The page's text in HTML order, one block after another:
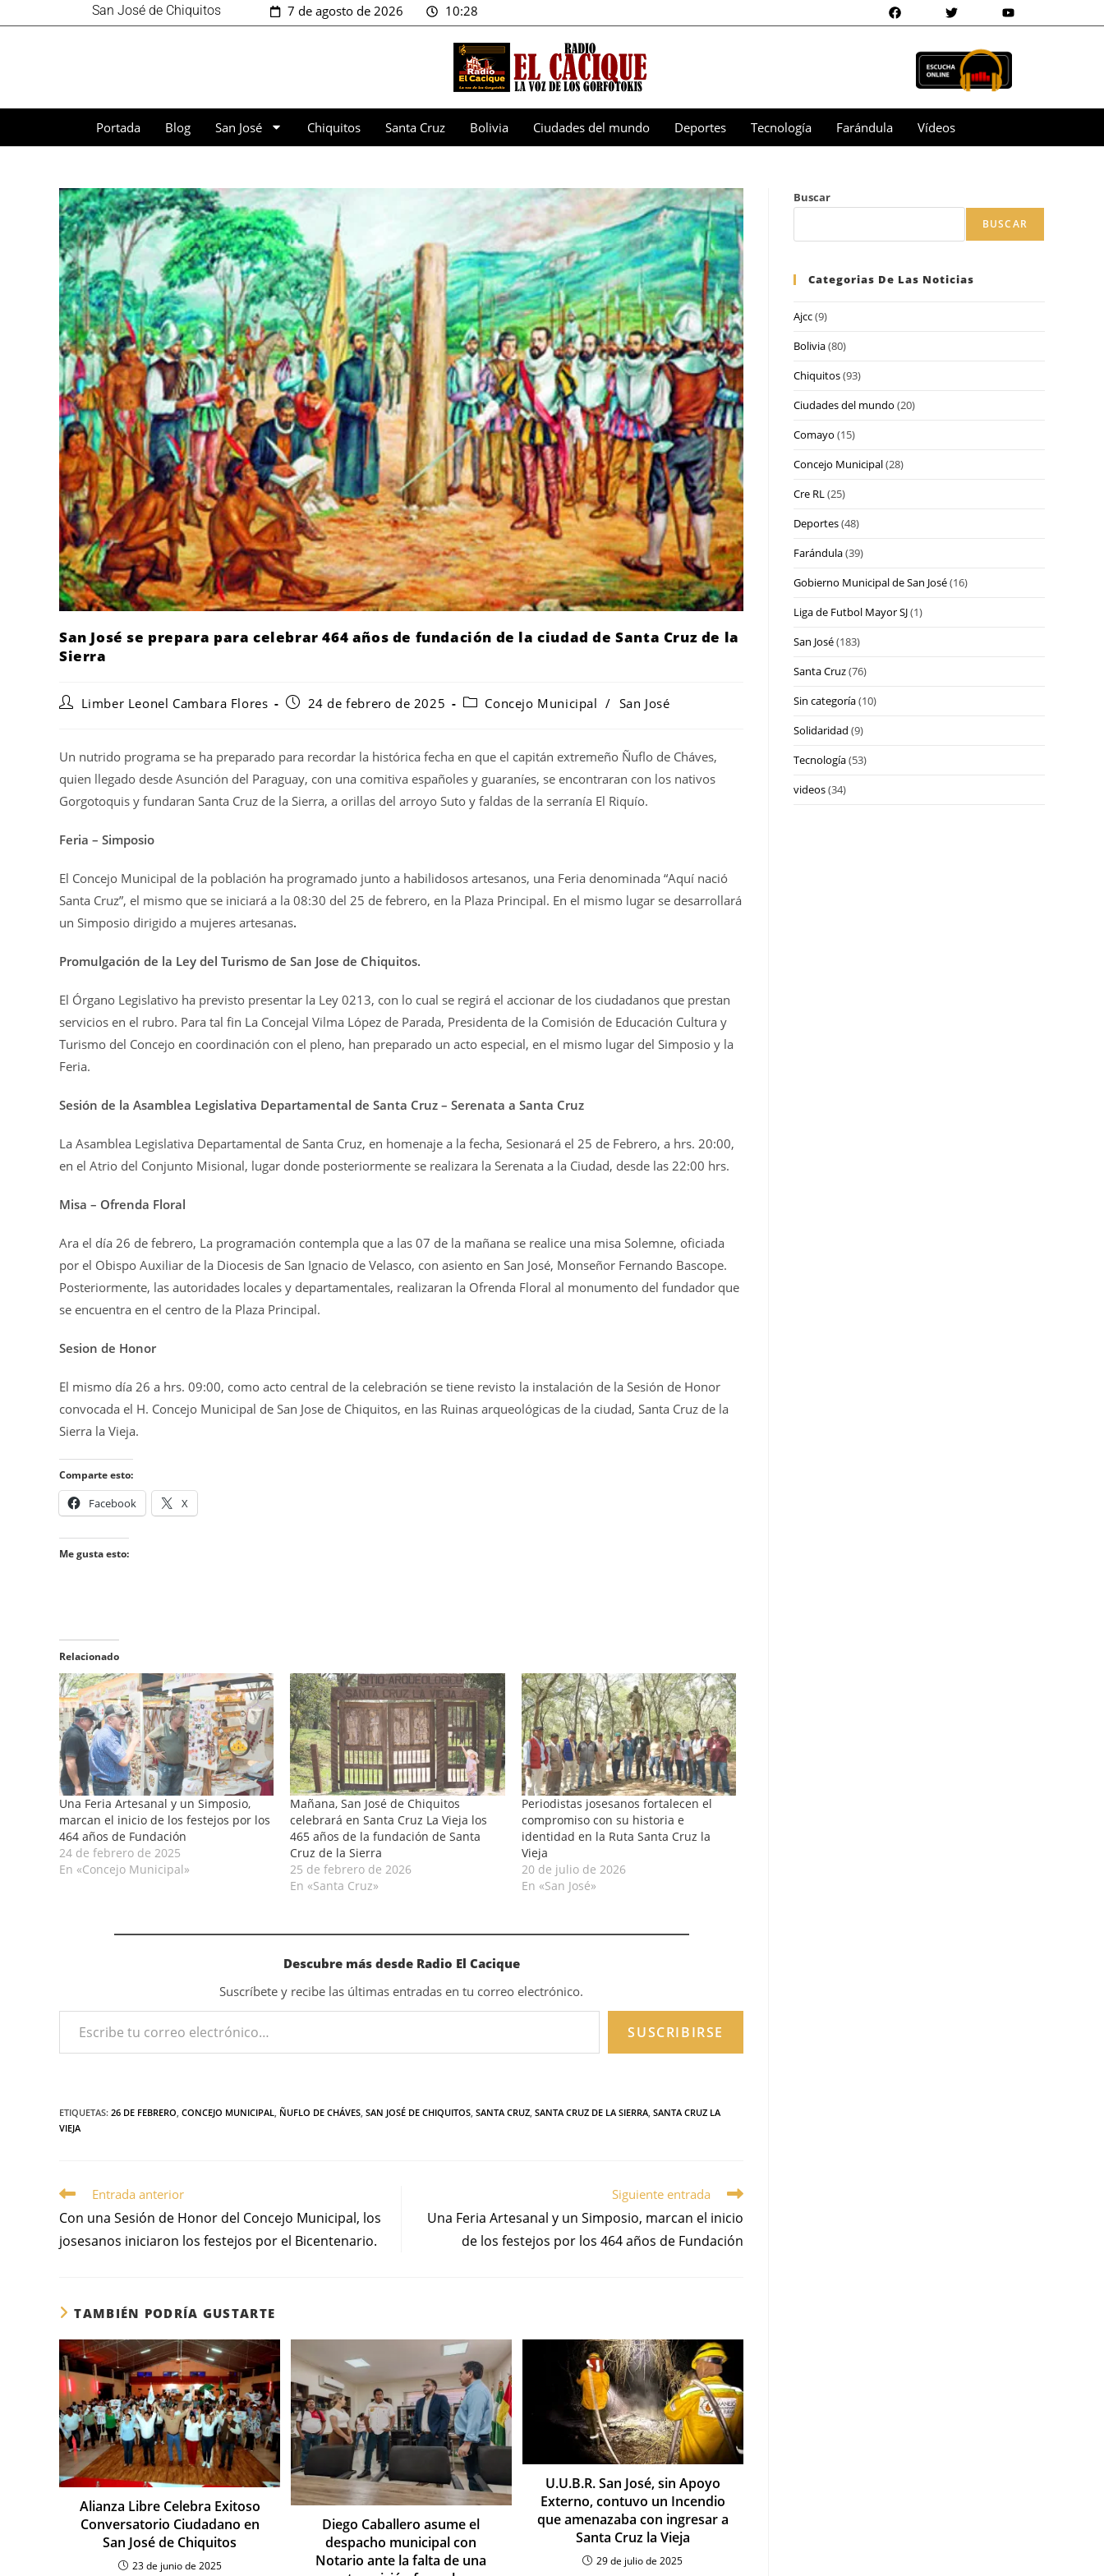
San José de Chiquitos 7 de agosto de 2026 10:28
Portada Blog San José Chiquitos Santa Cruz Bolivia Ciudades del mundo Deportes Tecnología Farándula Vídeos
San José se prepara para celebrar 464 años de fundación de la ciudad de Santa Cruz de la
Sierra
Limber Leonel Cambara Flores 24 de febrero de 2025 Concejo Municipal / San José
Un nutrido programa se ha preparado para recordar la histórica fecha en que el capitán extremeño Ñuflo de Cháves,
quien llegado desde Asunción del Paraguay, con una comitiva españoles y guaraníes, se encontraran con los nativos
Gorgotoquis y fundaran Santa Cruz de la Sierra, a orillas del arroyo Suto y faldas de la serranía El Riquío.
Feria – Simposio
El Concejo Municipal de la población ha programado junto a habilidosos artesanos, una Feria denominada “Aquí nació
Santa Cruz”, el mismo que se iniciará a la 08:30 del 25 de febrero, en la Plaza Principal. En el mismo lugar se desarrollará
un Simposio dirigido a mujeres artesanas.
Promulgación de la Ley del Turismo de San Jose de Chiquitos.
El Órgano Legislativo ha previsto presentar la Ley 0213, con lo cual se regirá el accionar de los ciudadanos que prestan
servicios en el rubro. Para tal fin La Concejal Vilma López de Parada, Presidenta de la Comisión de Educación Cultura y
Turismo del Concejo en coordinación con el pleno, han preparado un acto especial, en el mismo lugar del Simposio y la
Feria.
Sesión de la Asamblea Legislativa Departamental de Santa Cruz – Serenata a Santa Cruz
La Asamblea Legislativa Departamental de Santa Cruz, en homenaje a la fecha, Sesionará el 25 de Febrero, a hrs. 20:00,
en el Atrio del Conjunto Misional, lugar donde posteriormente se realizara la Serenata a la Ciudad, desde las 22:00 hrs.
Misa – Ofrenda Floral
Ara el día 26 de febrero, La programación contempla que a las 07 de la mañana se realice una misa Solemne, oficiada
por el Obispo Auxiliar de la Diocesis de San Ignacio de Velasco, con asiento en San José, Monseñor Fernando Bascope.
Posteriormente, las autoridades locales y departamentales, realizaran la Ofrenda Floral al monumento del fundador que
se encuentra en el centro de la Plaza Principal.
Sesion de Honor
El mismo día 26 a hrs. 09:00, como acto central de la celebración se tiene revisto la instalación de la Sesión de Honor
convocada el H. Concejo Municipal de San Jose de Chiquitos, en las Ruinas arqueológicas de la ciudad, Santa Cruz de la
Sierra la Vieja.
Comparte esto:
Facebook X
Me gusta esto:
Relacionado
Una Feria Artesanal y un Simposio,
marcan el inicio de los festejos por los
464 años de Fundación
24 de febrero de 2025
En «Concejo Municipal»
Mañana, San José de Chiquitos
celebrará en Santa Cruz La Vieja los
465 años de la fundación de Santa
Cruz de la Sierra
25 de febrero de 2026
En «Santa Cruz»
Periodistas josesanos fortalecen el
compromiso con su historia e
identidad en la Ruta Santa Cruz la
Vieja
20 de julio de 2026
En «San José»
Descubre más desde Radio El Cacique
Suscríbete y recibe las últimas entradas en tu correo electrónico.
SUSCRIBIRSE
ETIQUETAS: 26 DE FEBRERO CONCEJO MUNICIPAL ÑUFLO DE CHÁVES SAN JOSÉ DE CHIQUITOS SANTA CRUZ SANTA CRUZ DE LA SIERRA SANTA CRUZ LA
VIEJA
Entrada anterior
Con una Sesión de Honor del Concejo Municipal, los
josesanos iniciaron los festejos por el Bicentenario.
Siguiente entrada
Una Feria Artesanal y un Simposio, marcan el inicio
de los festejos por los 464 años de Fundación
TAMBIÉN PODRÍA GUSTARTE
Alianza Libre Celebra Exitoso
Conversatorio Ciudadano en
San José de Chiquitos
23 de junio de 2025
Diego Caballero asume el
despacho municipal con
Notario ante la falta de una
U.U.B.R. San José, sin Apoyo
Externo, contuvo un Incendio
que amenazaba con ingresar a
Santa Cruz la Vieja
29 de julio de 2025
Buscar
BUSCAR
Categorias De Las Noticias
Ajcc(9)
Bolivia(80)
Chiquitos(93)
Ciudades del mundo (20)
Comayo (15)
Concejo Municipal(28)
Cre RL(25)
Deportes(48)
Farándula(39)
Gobierno Municipal de San José(16)
Liga de Futbol Mayor SJ(1)
San José(183)
Santa Cruz(76)
Sin categoría(10)
Solidaridad (9)
Tecnología(53)
videos(34)